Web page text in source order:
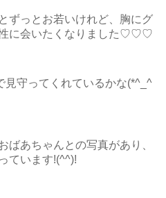
ずっとお若いけれど、胸にグ
性に会いたくなりました♡♡♡
見守ってくれているかな(*^_^
ばあちゃんとの写真があり、
ています!(^^)!